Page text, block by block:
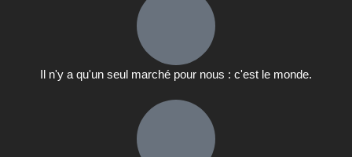
Il n'y a qu'un seul marché pour nous : c'est le monde.